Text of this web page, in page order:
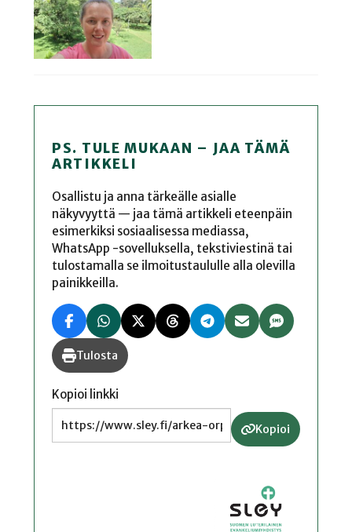
PS. TULE MUKAAN – JAA TÄMÄ
ARTIKKELI
Osallistu ja anna tärkeälle asialle
näkyvyyttä — jaa tämä artikkeli eteenpäin
esimerkiksi sosiaalisessa mediassa,
WhatsApp -sovelluksella, tekstiviestinä tai
tulostamalla se ilmoitustaululle alla olevilla
painikkeilla.
Tulosta
Kopioi linkki
Kopioi